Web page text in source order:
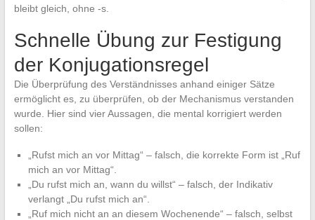
bleibt gleich, ohne -s.
Schnelle Übung zur Festigung
der Konjugationsregel
Die Überprüfung des Verständnisses anhand einiger Sätze
ermöglicht es, zu überprüfen, ob der Mechanismus verstanden
wurde. Hier sind vier Aussagen, die mental korrigiert werden
sollen:
„Rufst mich an vor Mittag“ – falsch, die korrekte Form ist „Ruf
mich an vor Mittag“.
„Du rufst mich an, wann du willst“ – falsch, der Indikativ
verlangt „Du rufst mich an“.
„Ruf mich nicht an an diesem Wochenende“ – falsch, selbst